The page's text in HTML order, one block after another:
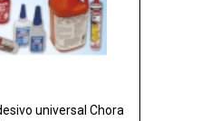
universal Chora